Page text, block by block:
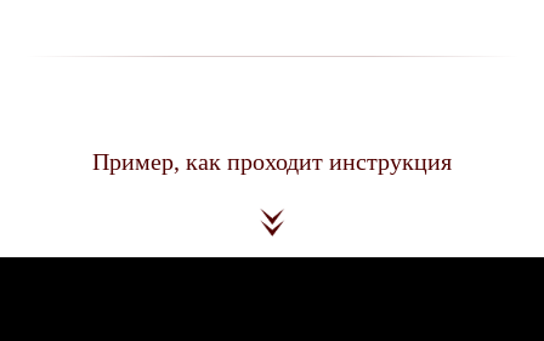
Пример, как проходит инструкция